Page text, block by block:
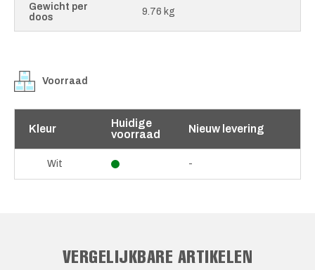
Gewicht per
doos
9.76 kg
Voorraad
Kleur
Huidige
voorraad
Nieuw levering
Wit -
VERGELIJKBARE ARTIKELEN